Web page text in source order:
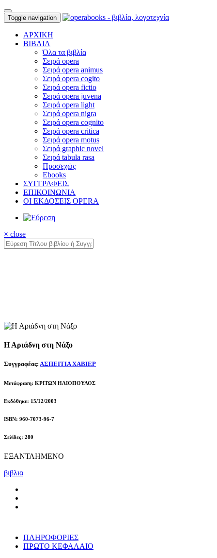
Toggle navigation
ΑΡΧΙΚΗ
ΒΙΒΛΙΑ
Όλα τα βιβλία
Σειρά opera
Σειρά opera animus
Σειρά opera cogito
Σειρά opera fictio
Σειρά opera juvena
Σειρά opera light
Σειρά opera nigra
Σειρά opera cognito
Σειρά opera critica
Σειρά opera motus
Σειρά graphic novel
Σειρά tabula rasa
Προσεχώς
Ebooks
ΣΥΓΓΡΑΦΕΙΣ
ΕΠΙΚΟΙΝΩΝΙΑ
ΟΙ ΕΚΔΟΣΕΙΣ OPERA
× close
Η Αριάδνη στη Νάξο
Συγγραφέας: ΑΣΠΕΙΤΙΑ ΧΑΒΙΕΡ
Μετάφραση: ΚΡΙΤΩΝ ΗΛΙΟΠΟΥΛΟΣ
Εκδόθηκε: 15/12/2003
ISBN: 960-7073-96-7
Σελίδες: 280
ΕΞΑΝΤΛΗΜΕΝΟ
βιβλια
ΠΛΗΡΟΦΟΡΙΕΣ
ΠΡΩΤΟ ΚΕΦΑΛΑΙΟ